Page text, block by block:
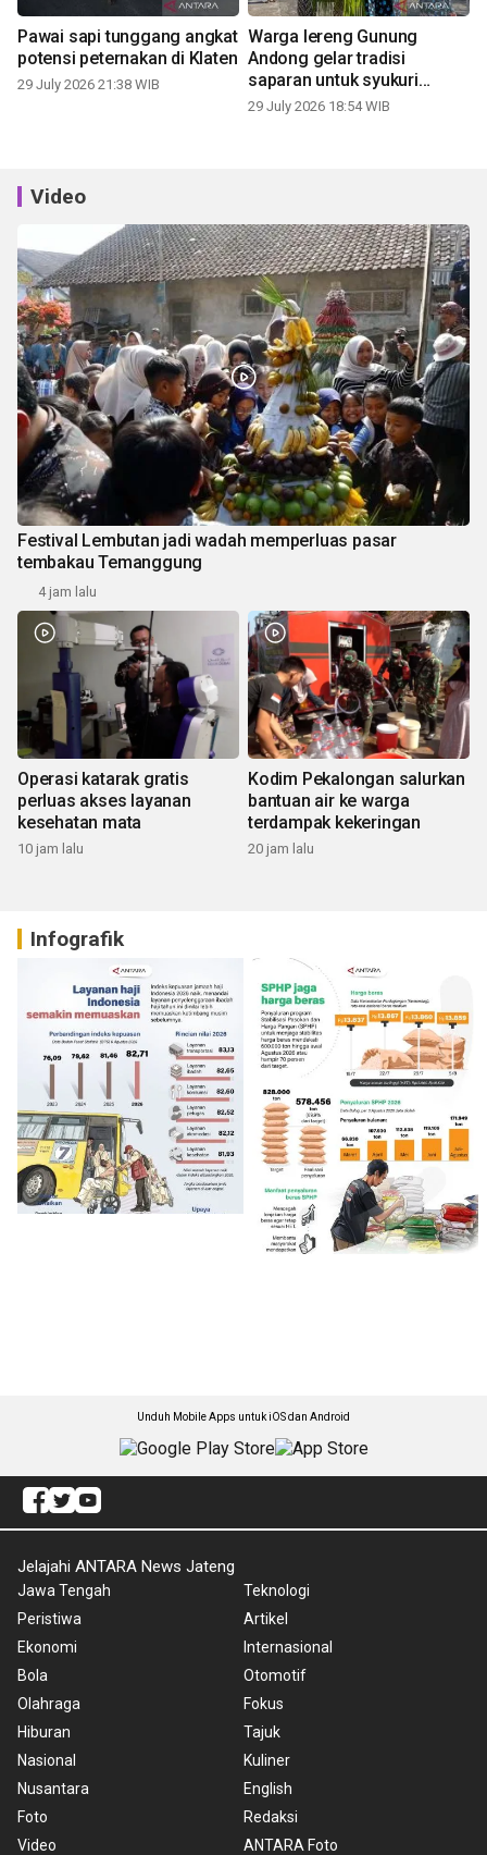
Pawai sapi tunggang angkat
potensi peternakan di Klaten
29 July 2026 21:38 WIB
Warga lereng Gunung
Andong gelar tradisi
saparan untuk syukuri
panen
29 July 2026 18:54 WIB
Video
Festival Lembutan jadi wadah memperluas pasar
tembakau Temanggung
4 jam lalu
Operasi katarak gratis
perluas akses layanan
kesehatan mata
10 jam lalu
Kodim Pekalongan salurkan
bantuan air ke warga
terdampak kekeringan
20 jam lalu
Infografik
Unduh Mobile Apps untuk iOS dan Android
Jelajahi ANTARA News Jateng
Jawa Tengah
Peristiwa
Ekonomi
Bola
Olahraga
Hiburan
Nasional
Nusantara
Foto
Video
Teknologi
Artikel
Internasional
Otomotif
Fokus
Tajuk
Kuliner
English
Redaksi
ANTARA Foto